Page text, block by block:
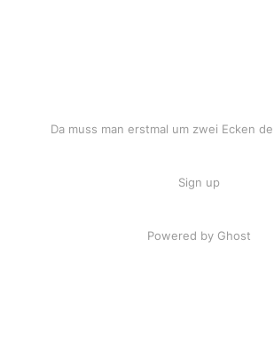
Da muss man erstmal um zwei Ecken
Sign up
Powered by Ghost